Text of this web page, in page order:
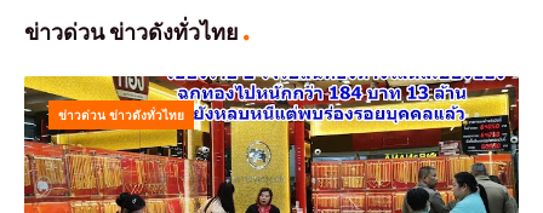
ข่าวด่วน ข่าวดังทั่วไทย
ข่าวด่วน ข่าวดังทั่วไทย